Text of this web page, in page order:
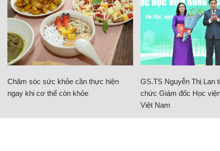
Chăm sóc sức khỏe cần thực hiện
ngay khi cơ thể còn khỏe
GS.TS Nguyễn Thị Lan
chức Giám đốc Học
Việt Nam